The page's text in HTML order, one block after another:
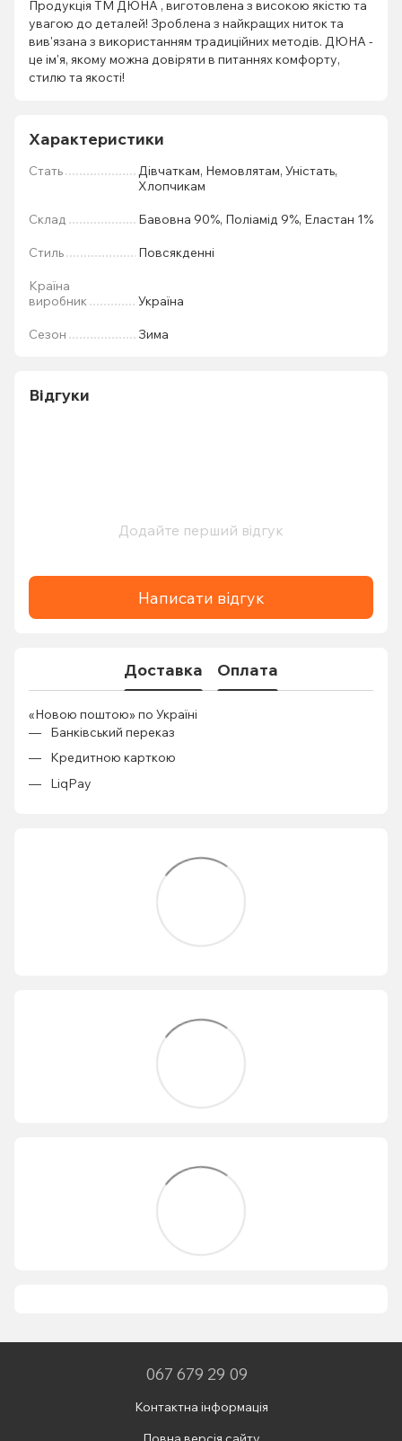
Продукція ТМ ДЮНА , виготовлена з високою якістю та
увагою до деталей! Зроблена з найкращих ниток та
вив'язана з використанням традиційних методів. ДЮНА -
це ім'я, якому можна довіряти в питаннях комфорту,
стилю та якості!
Характеристики
Стать
Дівчаткам, Немовлятам, Уністать,
Хлопчикам
Склад Бавовна 90%, Поліамід 9%, Еластан 1%
Стиль Повсякденні
Країна
виробник
Україна
Сезон Зима
Відгуки
Додайте перший відгук
Написати відгук
Доставка Оплата
«Новою поштою» по Україні
Банківський переказ
Кредитною карткою
LiqPay
067 679 29 09
Контактна інформація